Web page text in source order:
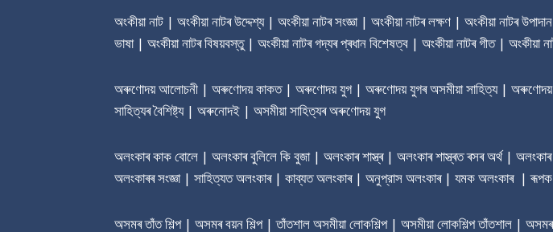
অংকীয়া নাট | অংকীয়া নাটৰ উদ্দেশ্য | অংকীয়া নাটৰ সংজ্ঞা | অংকীয়া নাটৰ লক্ষণ | অংকীয়া নাটৰ
ভাষা | অংকীয়া নাটৰ বিষয়বস্তু | অংকীয়া নাটৰ গদ্যৰ প্ৰধান বিশেষত্ব | অংকীয়া নাটৰ গীত | অংকীয়া
অৰুণোদয় আলোচনী | অৰুণোদয় কাকত | অৰুণোদয় যুগ | অৰুণোদয় যুগৰ অসমীয়া সাহিত্য | অৰুণোদয়
সাহিত্যৰ বৈশিষ্ট্য | অৰুনোদই | অসমীয়া সাহিত্যৰ অৰুণোদয় যুগ
অলংকাৰ কাক বোলে | অলংকাৰ বুলিলে কি বুজা | অলংকাৰ শাস্ত্ৰ | অলংকাৰ শাস্ত্ৰত ৰসৰ অৰ্থ |
অলংকাৰৰ সংজ্ঞা | সাহিত্যত অলংকাৰ | কাব্যত অলংকাৰ | অনুপ্রাস অলংকাৰ | যমক অলংকাৰ |
অসমৰ তাঁত শিল্প | অসমৰ বয়ন শিল্প | তাঁতশাল অসমীয়া লোকশিল্প | অসমীয়া লোকশিল্প তাঁতশাল |